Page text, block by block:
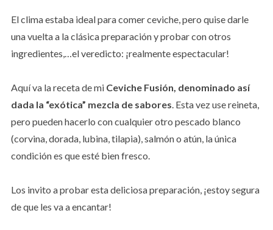
El clima estaba ideal para comer ceviche, pero quise darle
una vuelta a la clásica preparación y probar con otros
ingredientes,…el veredicto: ¡realmente espectacular!
Aquí va la receta de mi Ceviche Fusión, denominado así
dada la “exótica” mezcla de sabores. Esta vez use reineta,
pero pueden hacerlo con cualquier otro pescado blanco
(corvina, dorada, lubina, tilapia), salmón o atún, la única
condición es que esté bien fresco.
Los invito a probar esta deliciosa preparación, ¡estoy segura
de que les va a encantar!